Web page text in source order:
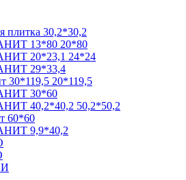
плитка 30,2*30,2
13*80 20*80
20*23,1 24*24
29*33,4
30*119,5 20*119,5
30*60
40,2*40,2 50,2*50,2
60*60
9,9*40,2